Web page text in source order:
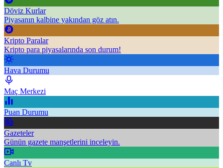
Döviz Kurlar
Piyasanın kalbine yakından göz atın.
Kripto Paralar
Kripto para piyasalarında son durum!
Hava Durumu
Maç Merkezi
Puan Durumu
Gazeteler
Günün gazete manşetlerini inceleyin.
Canlı Tv